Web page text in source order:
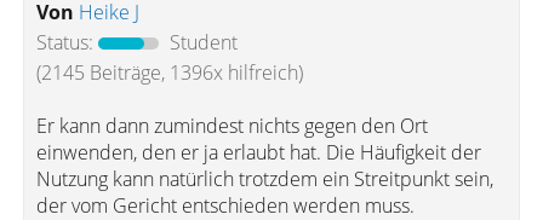
Von Heike J
Status:
Student
(2145 Beiträge, 1396x hilfreich)
Er kann dann zumindest nichts gegen den Ort
einwenden, den er ja erlaubt hat. Die Häufigkeit der
Nutzung kann natürlich trotzdem ein Streitpunkt sein,
der vom Gericht entschieden werden muss.